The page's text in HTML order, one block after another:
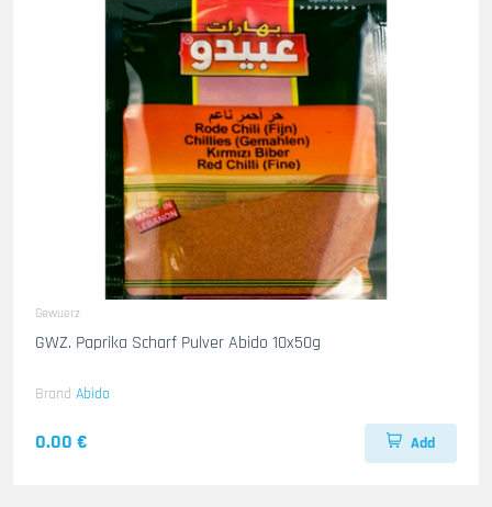
Gewuerz
GWZ. Paprika Scharf Pulver Abido 10x50g
Brand Abido
0.00 € Add